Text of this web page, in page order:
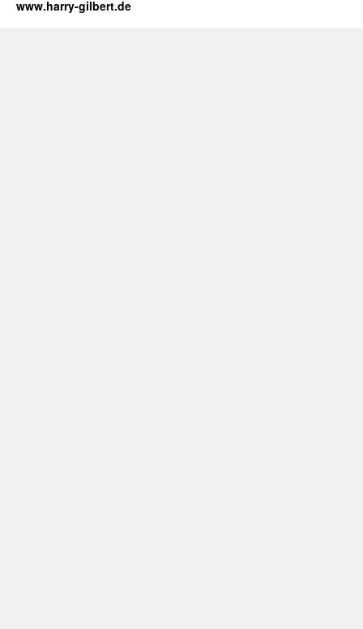
www.harry-gilbert.de